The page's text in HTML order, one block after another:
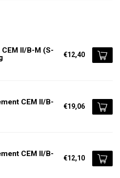
II/B-M (S-
€12,40
CEM II/B-
€19,06
CEM II/B-
€12,10